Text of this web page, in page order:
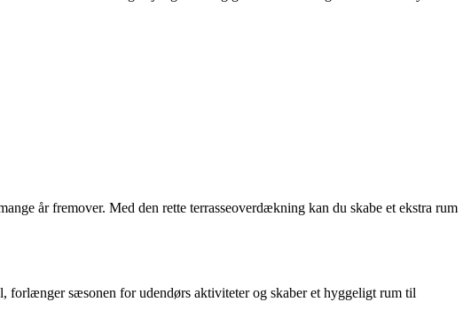
år fremover. Med den rette terrasseoverdækning kan du skabe et ekstra rum
forlænger sæsonen for udendørs aktiviteter og skaber et hyggeligt rum til